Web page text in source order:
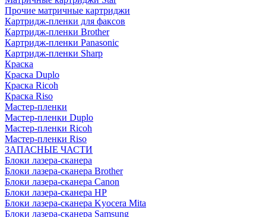
Прочие матричные картриджи
Картридж-пленки для факсов
Картридж-пленки Brother
Картридж-пленки Panasonic
Картридж-пленки Sharp
Краска
Краска Duplo
Краска Ricoh
Краска Riso
Мастер-пленки
Мастер-пленки Duplo
Мастер-пленки Ricoh
Мастер-пленки Riso
ЗАПАСНЫЕ ЧАСТИ
Блоки лазера-сканера
Блоки лазера-сканера Brother
Блоки лазера-сканера Canon
Блоки лазера-сканера HP
Блоки лазера-сканера Kyocera Mita
Блоки лазера-сканера Samsung